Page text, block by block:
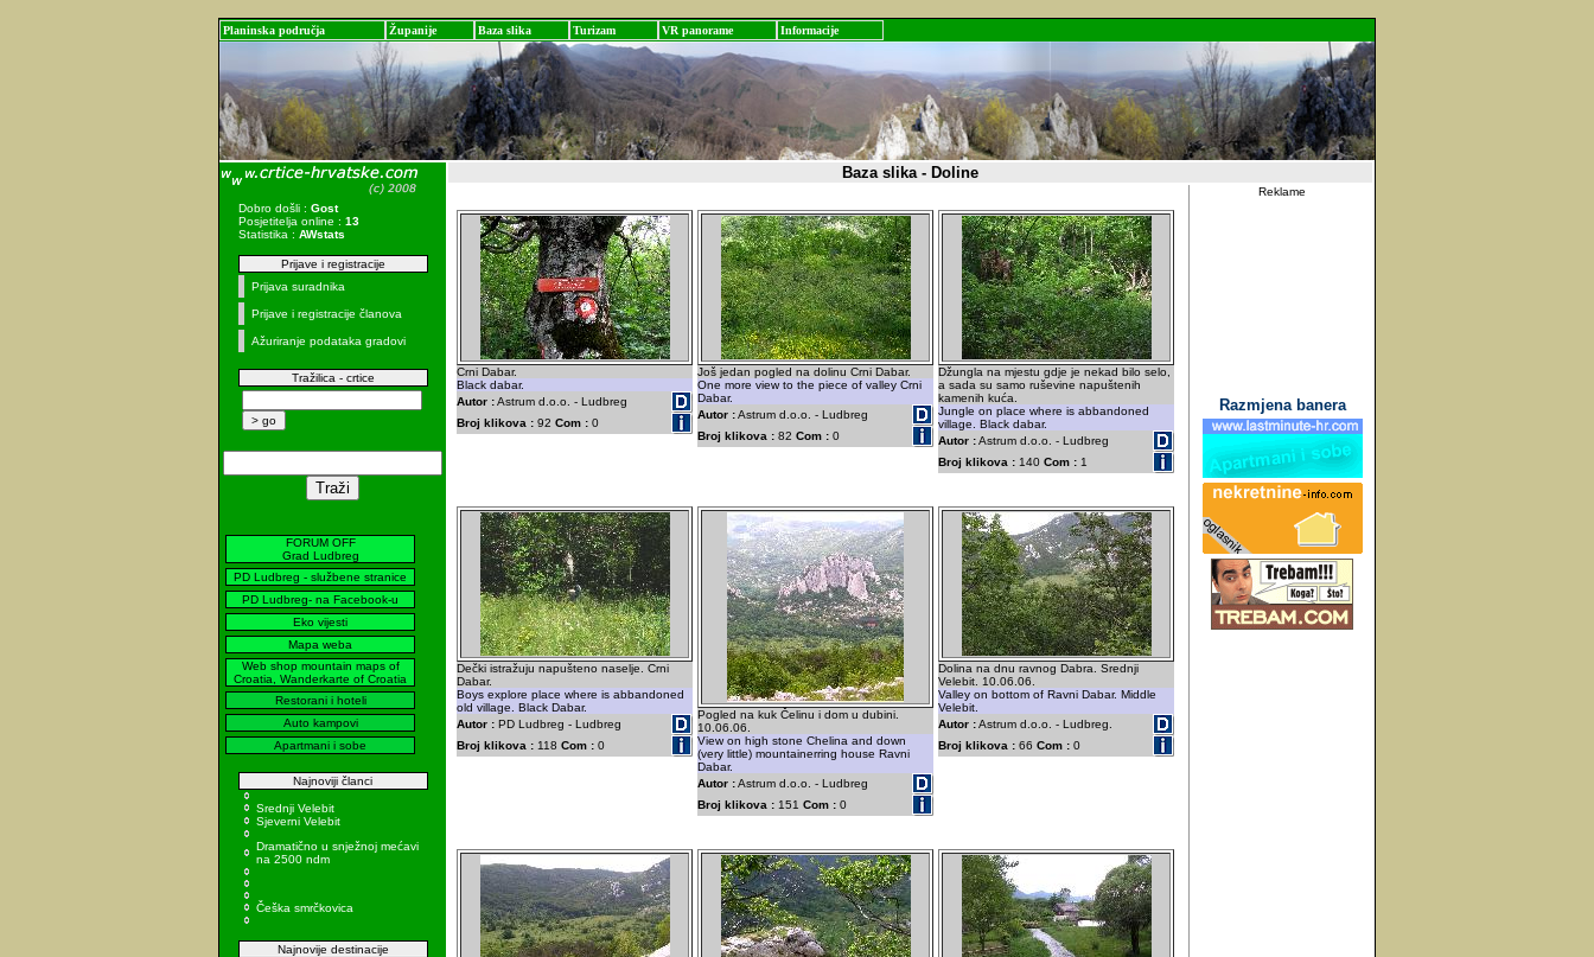
Planinska područja Županije Baza slika Turizam VR panorame Informacije
Dobro došli : Gost
Posjetitelja online : 13
Statistika : AWstats
Prijave i registracije
Prijava suradnika
Prijave i registracije članova
Ažuriranje podataka gradovi
Tražilica - crtice
FORUM OFF
Grad Ludbreg
PD Ludbreg - službene stranice
PD Ludbreg- na Facebook-u
Eko vijesti
Mapa weba
Web shop mountain maps of
Croatia, Wanderkarte of Croatia
Restorani i hoteli
Auto kampovi
Apartmani i sobe
Najnoviji članci
Srednji Velebit
Sjeverni Velebit
Dramatično u snježnoj mećavi
na 2500 ndm
Češka smrčkovica
Najnovije destinacije
Baza slika - Doline
Crni Dabar.
Black dabar.
Autor :Astrum d.o.o. - Ludbreg
Broj klikova : 92 Com : 0
Još jedan pogled na dolinu Crni Dabar.
One more view to the piece of valley Crni
Dabar.
Autor :Astrum d.o.o. - Ludbreg
Broj klikova : 82 Com : 0
Džungla na mjestu gdje je nekad bilo selo,
a sada su samo ruševine napuštenih
kamenih kuća.
Jungle on place where is abbandoned
village. Black dabar.
Autor :Astrum d.o.o. - Ludbreg
Broj klikova : 140 Com : 1
Dečki istražuju napušteno naselje. Crni
Dabar.
Boys explore place where is abbandoned
old village. Black Dabar.
Autor : PD Ludbreg - Ludbreg
Broj klikova : 118 Com : 0
Pogled na kuk Čelinu i dom u dubini.
10.06.06.
View on high stone Chelina and down
(very little) mountainerring house Ravni
Dabar.
Autor :Astrum d.o.o. - Ludbreg
Broj klikova : 151 Com : 0
Dolina na dnu ravnog Dabra. Srednji
Velebit. 10.06.06.
Valley on bottom of Ravni Dabar. Middle
Velebit.
Autor :Astrum d.o.o. - Ludbreg.
Broj klikova : 66 Com : 0
Reklame
Razmjena banera